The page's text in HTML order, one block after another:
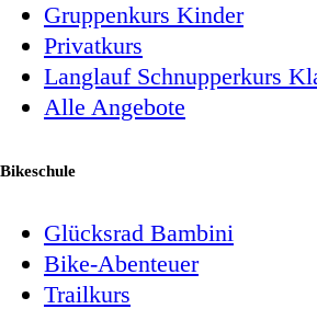
Gruppenkurs Kinder
Privatkurs
Langlauf Schnupperkurs
Alle Angebote
Bikeschule
Glücksrad Bambini
Bike-Abenteuer
Trailkurs